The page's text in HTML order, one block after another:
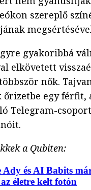
szereplő
gyakoribbá
elkövetett
nők.
őrizetbe egy férfit,
Telegram-
a Qubiten:
Ady és AI Babits
életre kelt fotón